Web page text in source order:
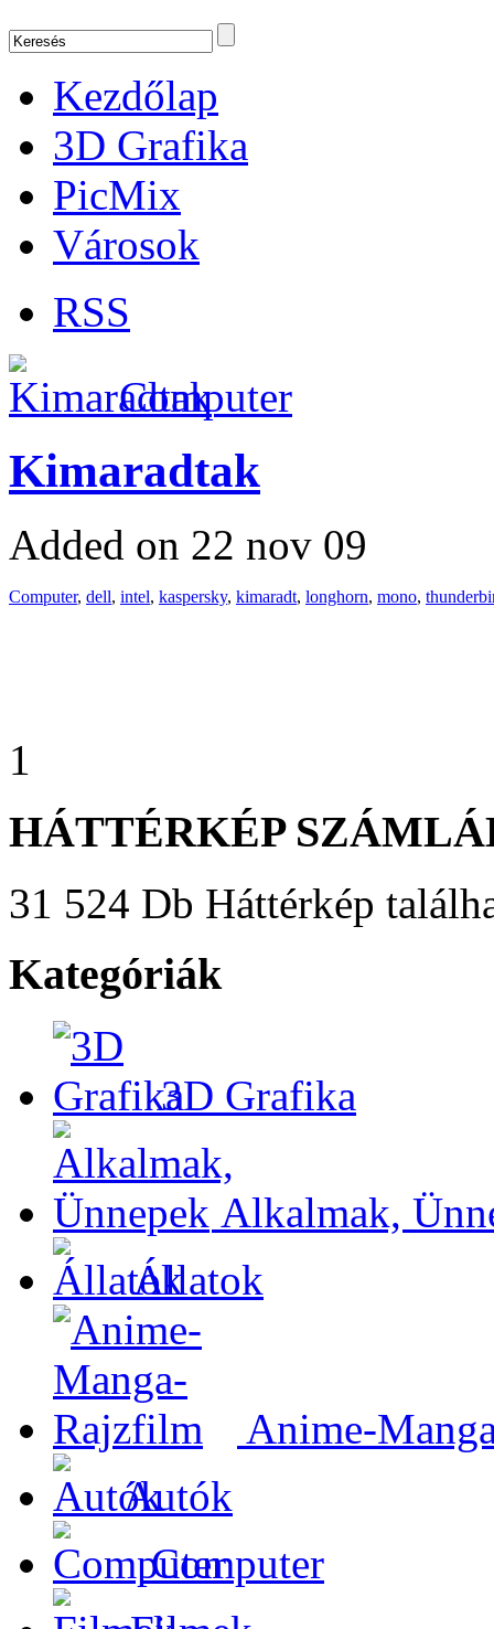
Kezdőlap
3D Grafika
PicMix
Városok
RSS
Computer
Kimaradtak
Added on 22 nov 09
Computer, dell, intel, kaspersky, kimaradt, longhorn, mono,
1
HÁTTÉRKÉP
31 524 Db Háttérkép
Kategóriák
3D Grafika
Alkalmak,
Állatok
Anime-
Autók
Computer